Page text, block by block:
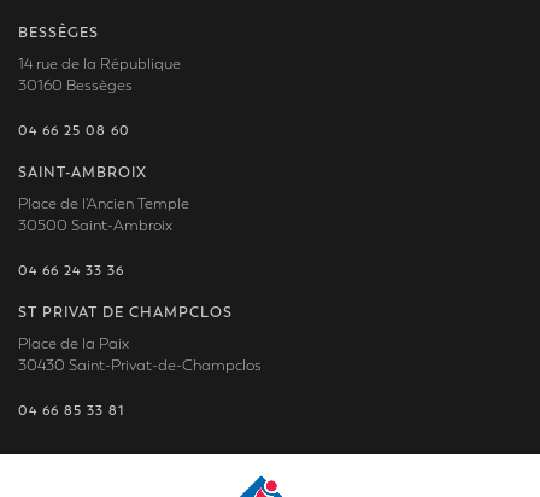
BESSÈGES
14 rue de la République
30160 Bessèges
04 66 25 08 60
SAINT-AMBROIX
Place de l'Ancien Temple
30500 Saint-Ambroix
04 66 24 33 36
ST PRIVAT DE CHAMPCLOS
Place de la Paix
30430 Saint-Privat-de-Champclos
04 66 85 33 81